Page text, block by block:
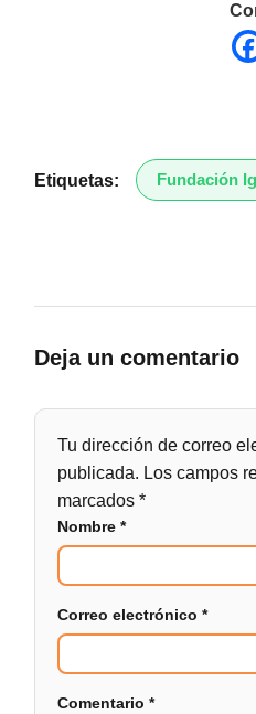
Etiquetas: Fundación
Deja un comentario
Tu dirección de correo
publicada. Los campos
marcados*
Nombre*
Correo electrónico*
Comentario*